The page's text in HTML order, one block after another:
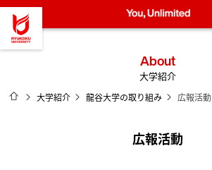
龍谷大学 You, Unlimited
About
大学紹介
ホーム
大学紹介 龍谷大学の取り組み 広報活動
広報活動